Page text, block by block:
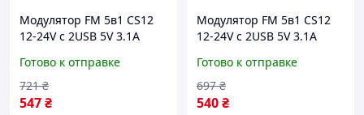
Модулятор FM 5в1 CS12
12-24V с 2USB 5V 3.1A
KVI_12
Готово к отправке
547₴
721 ₴
Модулятор FM 5в1 CS12
12-24V с 2USB 5V 3.1A
Готово к отправке
540₴
697 ₴